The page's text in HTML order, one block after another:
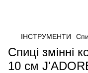
ІНСТРУМЕНТИ
Спиці змінні
10 см